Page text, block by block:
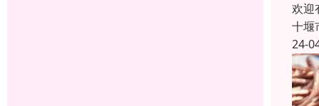
欢迎
十堰
24-